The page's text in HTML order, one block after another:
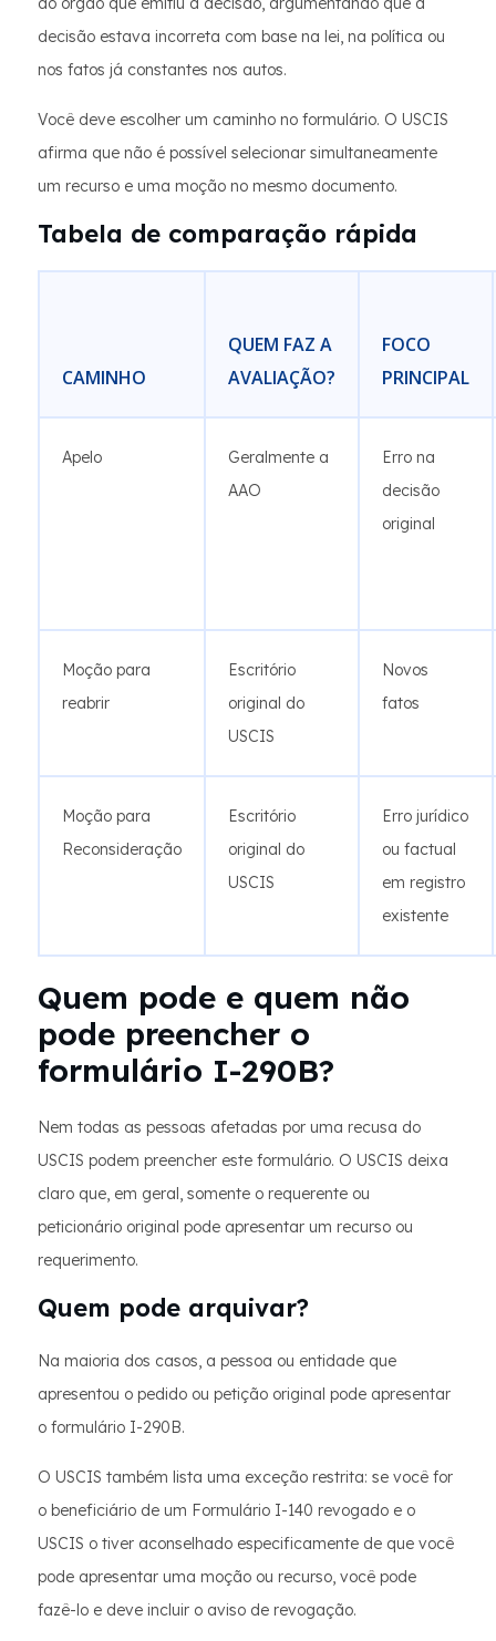
decisão estava incorreta com base na lei, na política ou
nos fatos já constantes nos autos.
Você deve escolher um caminho no formulário. O USCIS
afirma que não é possível selecionar simultaneamente
um recurso e uma moção no mesmo documento.
Tabela de comparação rápida
CAMINHO
QUEM FAZ A
AVALIAÇÃO?
FOCO
PRINCIPAL
Apelo
Geralmente a
AAO
Erro na
decisão
original
Moção para
reabrir
Escritório
original do
USCIS
Novos
fatos
Moção para
Reconsideração
Escritório
original do
USCIS
Erro jurídico
ou factual
em registro
existente
Quem pode e quem não
pode preencher o
formulário I-290B?
Nem todas as pessoas afetadas por uma recusa do
USCIS podem preencher este formulário. O USCIS deixa
claro que, em geral, somente o requerente ou
peticionário original pode apresentar um recurso ou
requerimento.
Quem pode arquivar?
Na maioria dos casos, a pessoa ou entidade que
apresentou o pedido ou petição original pode apresentar
o formulário I-290B.
O USCIS também lista uma exceção restrita: se você for
o beneficiário de um Formulário I-140 revogado e o
USCIS o tiver aconselhado especificamente de que você
pode apresentar uma moção ou recurso, você pode
fazê-lo e deve incluir o aviso de revogação.